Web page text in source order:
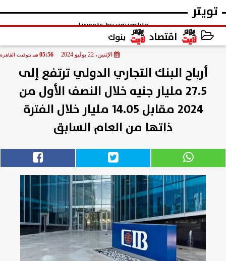
تويتر
Tweets by youmlite
اقتصاد بنوك
الإثنين، 22 يوليو 2024 05:56 مـ بتوقيت القاهرة
أرباح البنك التجاري الدولي ترتفع إلى
27.5 مليار جنيه خلال النصف الأول من
‏‏2024 ‏مقابل 14.05 مليار خلال الفترة
ذاتها من العام السابق